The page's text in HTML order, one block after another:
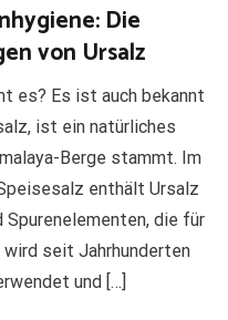
Die
von Ursalz
es? Es ist auch bekannt
ist ein natürliches
Berge stammt. Im
enthält Ursalz
Spurenelementen, die für
seit Jahrhunderten
und […]